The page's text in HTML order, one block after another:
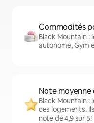
Commodités
Black Mountain :
autonome, Gym
Note moyenne
Black Mountain :
ces logements.
note de 4,9 sur 5!